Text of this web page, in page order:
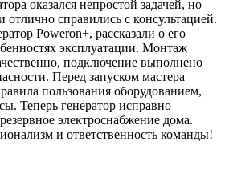
оказался непростой задачей, но
справились с консультацией.
Poweron+, рассказали о его
эксплуатации. Монтаж
подключение выполнено
Перед запуском мастера
пользования оборудованием,
Теперь генератор исправно
электроснабжение дома.
и ответственность команды!